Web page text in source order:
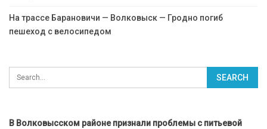
На трассе Барановичи — Волковыск — Гродно погиб
пешеход с велосипедом
В Волковысском районе признали проблемы с питьевой